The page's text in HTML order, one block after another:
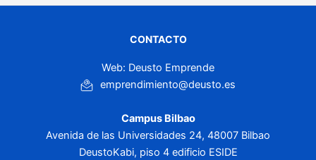
CONTACTO
Web: Deusto Emprende
emprendimiento@deusto.es
Campus Bilbao
Avenida de las Universidades 24, 48007 Bilbao
DeustoKabi, piso 4 edificio ESIDE